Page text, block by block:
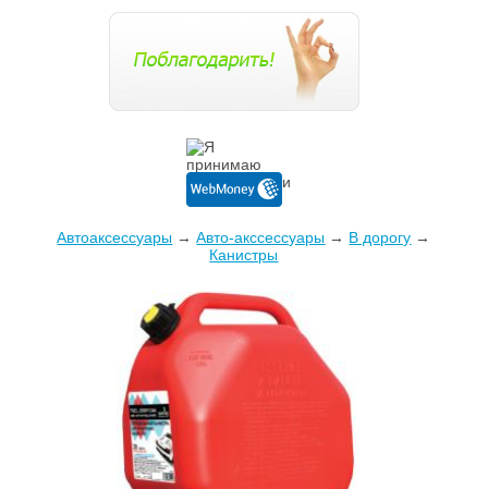
Автоаксессуары →Авто-акссессуары → В дорогу →
Канистры